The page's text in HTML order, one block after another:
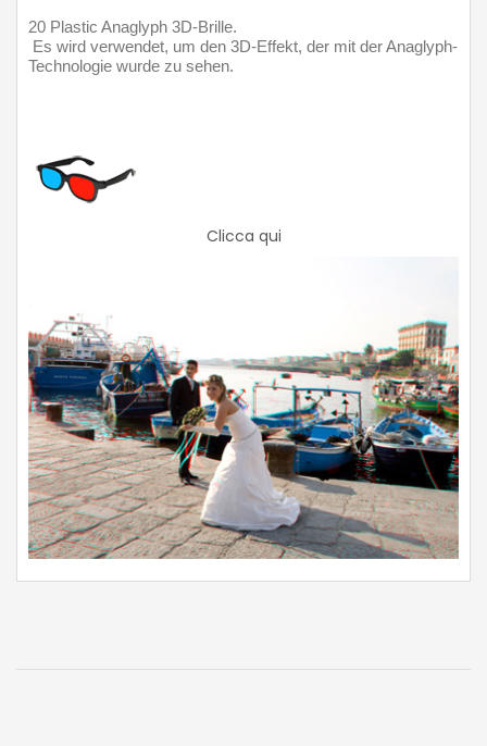
20 Plastic Anaglyph 3D-Brille.
Technologie wurde zu sehen.
Clicca qui